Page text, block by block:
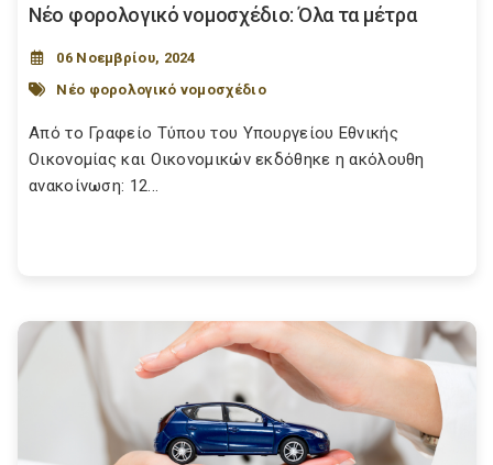
Νέο φορολογικό νομοσχέδιο: Όλα τα μέτρα
06 Νοεμβρίου, 2024
Νέο φορολογικό νομοσχέδιο
Από το Γραφείο Τύπου του Υπουργείου Εθνικής
Οικονομίας και Οικονομικών εκδόθηκε η ακόλουθη
ανακοίνωση: 12...